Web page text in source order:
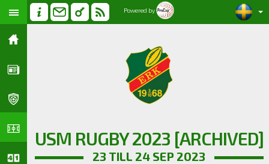
Powered by
USM RUGBY 2023 [ARCHIVED]
23 TILL 24 SEP 2023